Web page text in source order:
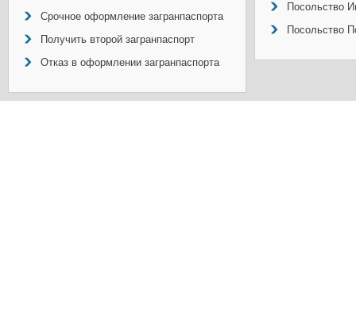
Срочное оформление загранпаспорта
Получить второй загранпаспорт
Отказ в оформлении загранпаспорта
Посольство
Посольство